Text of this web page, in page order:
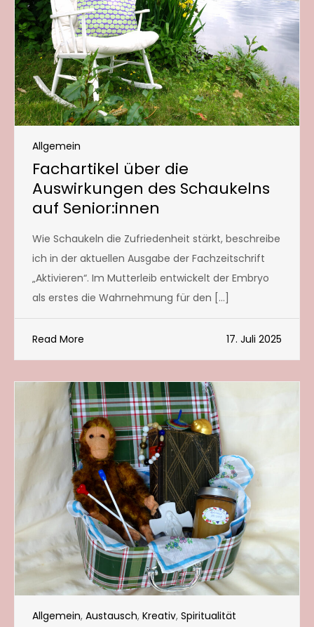
Allgemein
Fachartikel über die
Auswirkungen des Schaukelns
auf Senior:innen
Wie Schaukeln die Zufriedenheit stärkt, beschreibe
ich in der aktuellen Ausgabe der Fachzeitschrift
„Aktivieren“. Im Mutterleib entwickelt der Embryo
als erstes die Wahrnehmung für den […]
Read More 17. Juli 2025
Allgemein, Austausch, Kreativ, Spiritualität